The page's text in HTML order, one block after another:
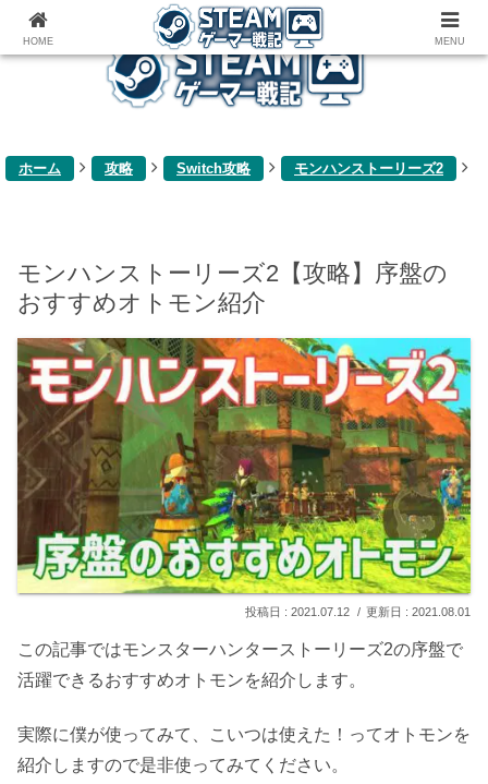
ゲーム関連雑記ブログ
ホーム 攻略 Switch攻略 モンハンストーリーズ2
モンハンストーリーズ2【攻略】序盤の
おすすめオトモン紹介
2021.07.12 2021.08.01
この記事ではモンスターハンターストーリーズ2の序盤で
活躍できるおすすめオトモンを紹介します。
実際に僕が使ってみて、こいつは使えた！ってオトモンを
紹介しますので是非使ってみてください。
HOME MENU